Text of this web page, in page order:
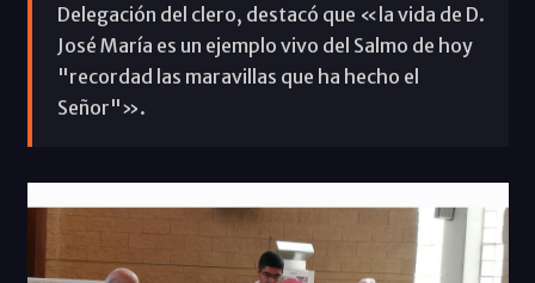
Delegación del clero, destacó que «la vida de D.
José María es un ejemplo vivo del Salmo de hoy
"recordad las maravillas que ha hecho el
Señor"».